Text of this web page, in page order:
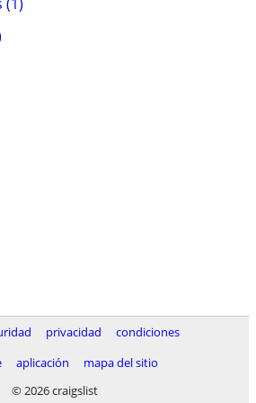
privacidad
condiciones
aplicación
mapa del sitio
© 2026 craigslist